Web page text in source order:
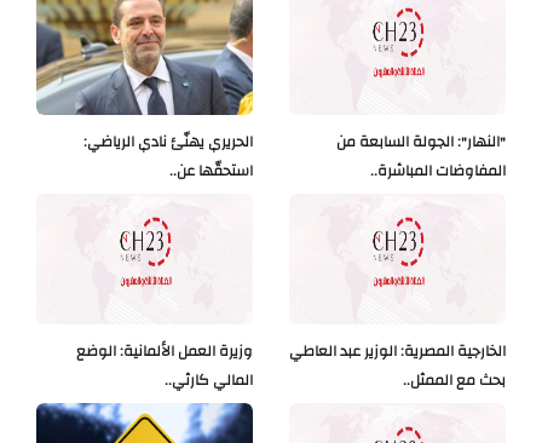
الحريري يهنّئ نادي الرياضي:
استحقّها عن..
"النهار": الجولة السابعة من
المفاوضات المباشرة..
وزيرة العمل الألمانية: الوضع
المالي كارثي..
الخارجية المصرية: الوزير عبد العاطي
بحث مع الممثل..